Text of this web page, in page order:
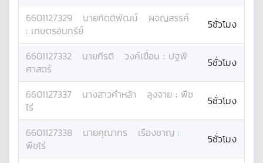
6601127329 นายกิตติพัฒน์
ผจญสรรค์
: เกษตรอินทรีย์ 5ชั่วโมง
6601127332 นายกีรติ วงค์เขื่อน : ปฐพี
ศาสตร์
5ชั่วโมง
6601127337 นางสาวคำหล้า ลุงจาย : พืช
ไร่
5ชั่วโมง
6601127338 นายคุณากร เรืองชาญ :
พืชไร่
5ชั่วโมง